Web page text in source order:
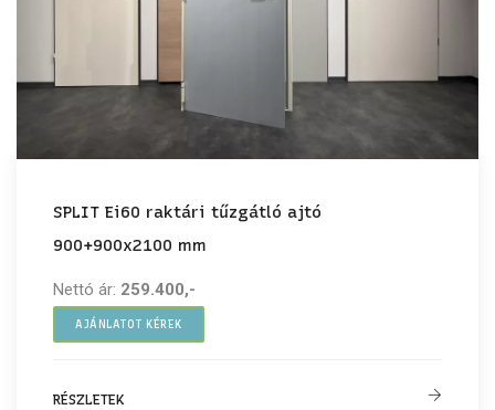
SPLIT Ei60 raktári tűzgátló ajtó
900+900x2100 mm
Nettó ár: 259.400,-
AJÁNLATOT KÉREK
RÉSZLETEK